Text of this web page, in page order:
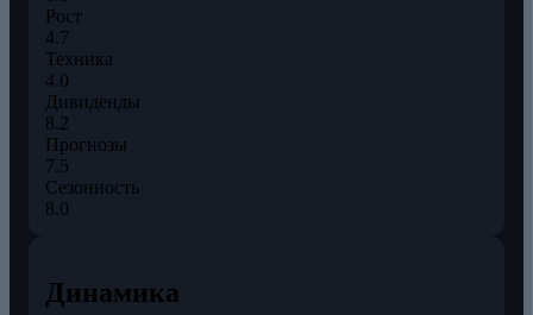
Рост
4.7
Техника
4.0
Дивиденды
8.2
Прогнозы
7.5
Сезонность
8.0
Динамика